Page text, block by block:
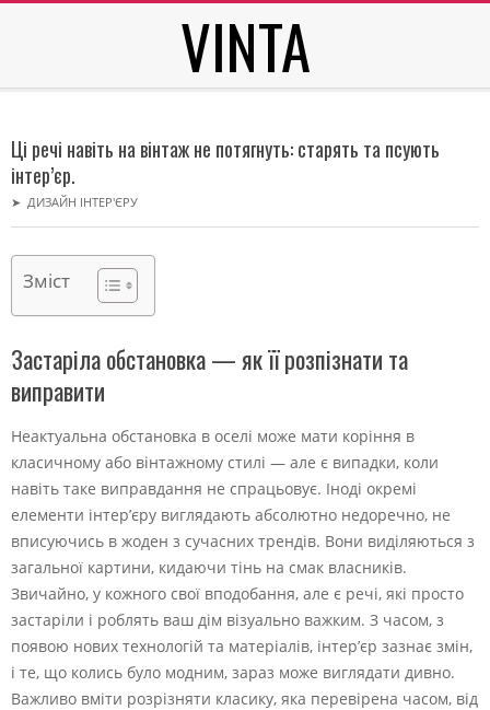
VINTA
Menu
Ці речі навіть на вінтаж не потягнуть: старять та псують
інтер’єр.
➤ ДИЗАЙН ІНТЕР'ЄРУ
Зміст
Застаріла обстановка — як її розпізнати та
виправити
Неактуальна обстановка в оселі може мати коріння в
класичному або вінтажному стилі — але є випадки, коли
навіть таке виправдання не спрацьовує. Іноді окремі
елементи інтер’єру виглядають абсолютно недоречно, не
вписуючись в жоден з сучасних трендів. Вони виділяються з
загальної картини, кидаючи тінь на смак власників.
Звичайно, у кожного свої вподобання, але є речі, які просто
застаріли і роблять ваш дім візуально важким. З часом, з
появою нових технологій та матеріалів, інтер’єр зазнає змін,
і те, що колись було модним, зараз може виглядати дивно.
Важливо вміти розрізняти класику, яка перевірена часом, від